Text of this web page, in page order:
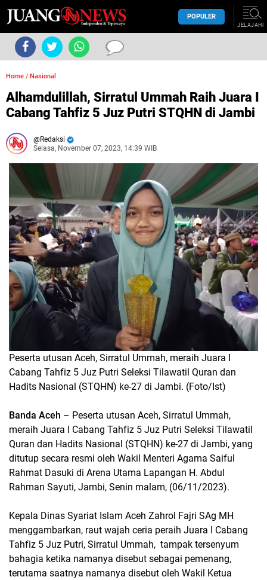
POPULER
JELAJAHI
Home / Nasional
Alhamdulillah, Sirratul Ummah Raih Juara I
Cabang Tahfiz 5 Juz Putri STQHN di Jambi
Redaksi
Selasa, November 07, 2023, 14:39 WIB
Peserta utusan Aceh, Sirratul Ummah, meraih Juara I
Cabang Tahfiz 5 Juz Putri Seleksi Tilawatil Quran dan
Hadits Nasional (STQHN) ke-27 di Jambi. (Foto/Ist)
Banda Aceh – Peserta utusan Aceh, Sirratul Ummah,
meraih Juara I Cabang Tahfiz 5 Juz Putri Seleksi Tilawatil
Quran dan Hadits Nasional (STQHN) ke-27 di Jambi, yang
ditutup secara resmi oleh Wakil Menteri Agama Saiful
Rahmat Dasuki di Arena Utama Lapangan H. Abdul
Rahman Sayuti, Jambi, Senin malam, (06/11/2023).
Kepala Dinas Syariat Islam Aceh Zahrol Fajri SAg MH
menggambarkan, raut wajah ceria peraih Juara I Cabang
Tahfiz 5 Juz Putri, Sirratul Ummah, tampak tersenyum
bahagia ketika namanya disebut sebagai pemenang,
terutama saatnya namanya disebut oleh Wakil Ketua